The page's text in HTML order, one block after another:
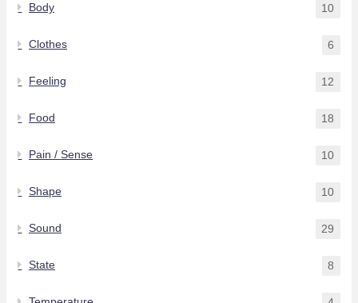
Body 10
Clothes 6
Feeling 12
Food 18
Pain / Sense 10
Shape 10
Sound 29
State 8